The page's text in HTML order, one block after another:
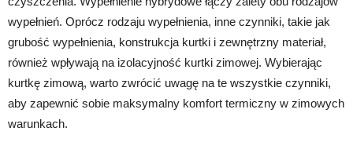
wypełnień. Oprócz rodzaju wypełnienia, inne czynniki, takie jak
grubość wypełnienia, konstrukcja kurtki i zewnętrzny materiał,
również wpływają na izolacyjność kurtki zimowej. Wybierając
kurtkę zimową, warto zwrócić uwagę na te wszystkie czynniki,
aby zapewnić sobie maksymalny komfort termiczny w zimowych
warunkach.